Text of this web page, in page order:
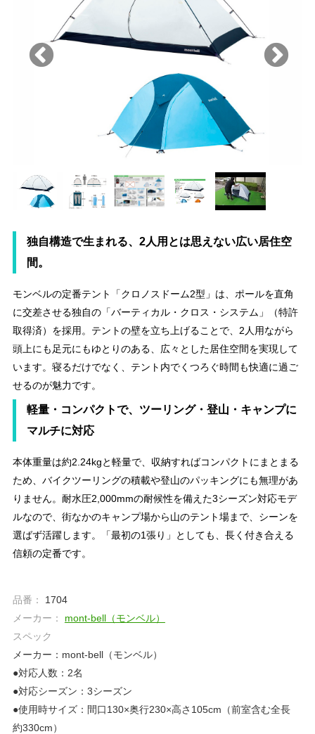
独自構造で生まれる、2人用とは思えない広い居住空
間。
モンベルの定番テント「クロノスドーム2型」は、ポールを直角
に交差させる独自の「バーティカル・クロス・システム」（特許
取得済）を採用。テントの壁を立ち上げることで、2人用ながら
頭上にも足元にもゆとりのある、広々とした居住空間を実現して
います。寝るだけでなく、テント内でくつろぐ時間も快適に過ご
せるのが魅力です。
軽量・コンパクトで、ツーリング・登山・キャンプに
マルチに対応
本体重量は約2.24kgと軽量で、収納すればコンパクトにまとまる
ため、バイクツーリングの積載や登山のパッキングにも無理があ
りません。耐水圧2,000mmの耐候性を備えた3シーズン対応モデ
ルなので、街なかのキャンプ場から山のテント場まで、シーンを
選ばず活躍します。「最初の1張り」としても、長く付き合える
信頼の定番です。
品番：
1704
メーカー：
mont‐bell（モンベル）
スペック
メーカー：mont-bell（モンベル）
●対応人数：2名
●対応シーズン：3シーズン
●使用時サイズ：間口130×奥行230×高さ105cm（前室含む全長
約330cm）